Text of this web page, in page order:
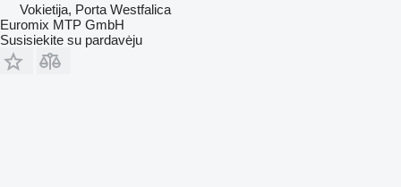
Vokietija, Porta Westfalica
Euromix MTP GmbH
Susisiekite su pardavėju